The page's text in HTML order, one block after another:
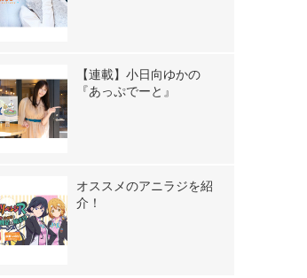
【連載】小日向ゆかの
『あっぷでーと』
オススメのアニラジを紹
介！